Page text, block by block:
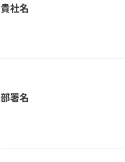
貴社名
部署名